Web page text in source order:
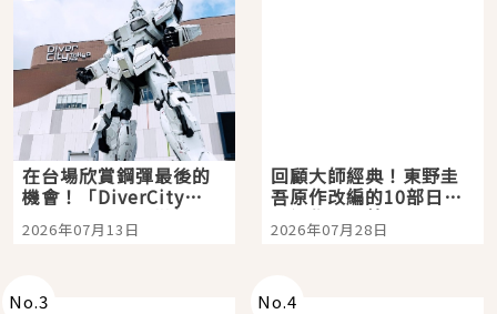
在台場欣賞鋼彈最後的
機會！「DiverCity
Tokyo Plaza」搭船、
購物、美食及夜景，一
2026年07月13日
回顧大師經典！東野圭
吾原作改編的10部日本
影視作品推薦
2026年07月28日
No.3 No.4